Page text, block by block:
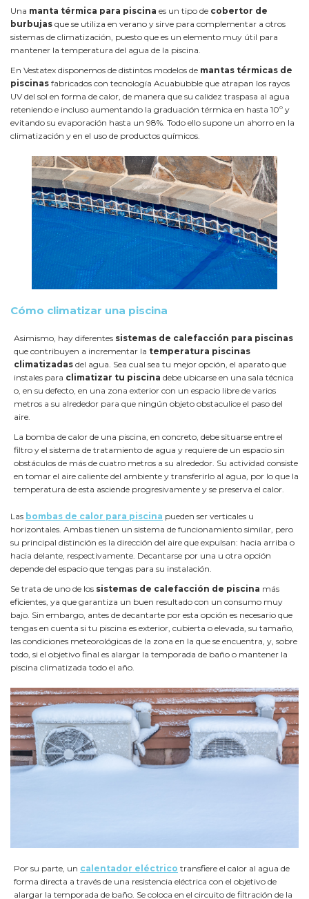
Una manta térmica para piscina es un tipo de cobertor de
burbujas que se utiliza en verano y sirve para complementar a otros
sistemas de climatización, puesto que es un elemento muy útil para
mantener la temperatura del agua de la piscina.
En Vestatex disponemos de distintos modelos de mantas térmicas de
piscinas fabricados con tecnología Acuabubble que atrapan los rayos
UV del sol en forma de calor, de manera que su calidez traspasa al agua
reteniendo e incluso aumentando la graduación térmica en hasta 10º y
evitando su evaporación hasta un 98%. Todo ello supone un ahorro en la
climatización y en el uso de productos químicos.
Cómo climatizar una piscina
Asimismo, hay diferentes sistemas de calefacción para piscinas
que contribuyen a incrementar la temperatura piscinas
climatizadas del agua. Sea cual sea tu mejor opción, el aparato que
instales para climatizar tu piscina debe ubicarse en una sala técnica
o, en su defecto, en una zona exterior con un espacio libre de varios
metros a su alrededor para que ningún objeto obstaculice el paso del
aire.
La bomba de calor de una piscina, en concreto, debe situarse entre el
filtro y el sistema de tratamiento de agua y requiere de un espacio sin
obstáculos de más de cuatro metros a su alrededor. Su actividad consiste
en tomar el aire caliente del ambiente y transferirlo al agua, por lo que la
temperatura de esta asciende progresivamente y se preserva el calor.
Las bombas de calor para piscina pueden ser verticales u
horizontales. Ambas tienen un sistema de funcionamiento similar, pero
su principal distinción es la dirección del aire que expulsan: hacia arriba o
hacia delante, respectivamente. Decantarse por una u otra opción
depende del espacio que tengas para su instalación.
Se trata de uno de los sistemas de calefacción de piscina más
eficientes, ya que garantiza un buen resultado con un consumo muy
bajo. Sin embargo, antes de decantarte por esta opción es necesario que
tengas en cuenta si tu piscina es exterior, cubierta o elevada, su tamaño,
las condiciones meteorológicas de la zona en la que se encuentra, y, sobre
todo, si el objetivo final es alargar la temporada de baño o mantener la
piscina climatizada todo el año.
Por su parte, un calentador eléctrico transfiere el calor al agua de
forma directa a través de una resistencia eléctrica con el objetivo de
alargar la temporada de baño. Se coloca en el circuito de filtración de la